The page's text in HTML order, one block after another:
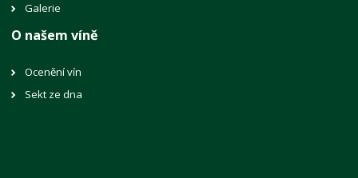
Galerie
O našem víně
Ocenění vín
Sekt ze dna